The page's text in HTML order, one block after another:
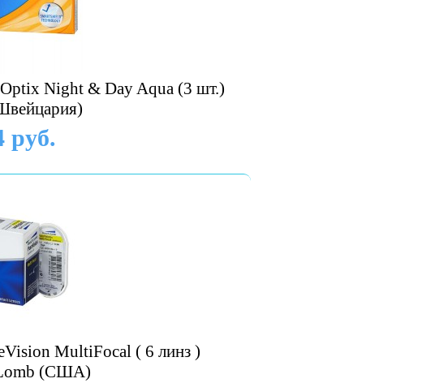
Night & Day Aqua (3 шт.)
руб.
MultiFocal ( 6 линз )
(США)